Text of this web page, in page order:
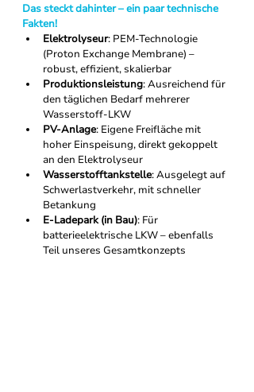
Das steckt dahinter – ein paar technische
Fakten!
Elektrolyseur: PEM-Technologie
(Proton Exchange Membrane) –
robust, effizient, skalierbar
Produktionsleistung: Ausreichend für
den täglichen Bedarf mehrerer
Wasserstoff-LKW
PV-Anlage: Eigene Freifläche mit
hoher Einspeisung, direkt gekoppelt
an den Elektrolyseur
Wasserstofftankstelle: Ausgelegt auf
Schwerlastverkehr, mit schneller
Betankung
E-Ladepark (in Bau): Für
batterieelektrische LKW – ebenfalls
Teil unseres Gesamtkonzepts